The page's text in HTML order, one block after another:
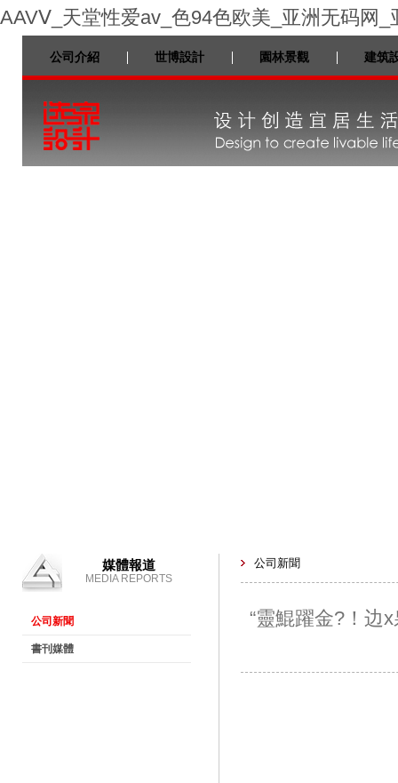
AAVⅤ_天堂性爱av_色94色欧美_亚洲无码网_
公司介紹 世博設計 園林景觀 建筑
媒體報道
MEDIA REPORTS
公司新聞
書刊媒體
公司新聞
“靈鯤躍金?！